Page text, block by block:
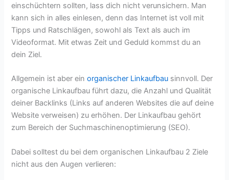
einschüchtern sollten, lass dich nicht verunsichern. Man
kann sich in alles einlesen, denn das Internet ist voll mit
Tipps und Ratschlägen, sowohl als Text als auch im
Videoformat. Mit etwas Zeit und Geduld kommst du an
dein Ziel.
Allgemein ist aber einorganischer Linkaufbau sinnvoll. Der
organische Linkaufbau führt dazu, die Anzahl und Qualität
deiner Backlinks (Links auf anderen Websites die auf deine
Website verweisen) zu erhöhen. Der Linkaufbau gehört
zum Bereich der Suchmaschinenoptimierung (SEO).
Dabei solltest du bei dem organischen Linkaufbau 2 Ziele
nicht aus den Augen verlieren: